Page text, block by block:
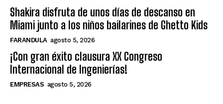
Shakira disfruta de unos días de descanso en
Miami junto a los niños bailarines de Ghetto Kids
FARANDULA agosto 5, 2026
¡Con gran éxito clausura XX Congreso
Internacional de Ingenierías!
EMPRESAS agosto 5, 2026